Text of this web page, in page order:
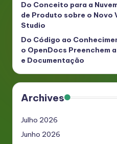
Do Conceito para a
de Produto sobre o Novo
Studio
Do Código ao
o OpenDocs Preenchem
e Documentação
Archives
Julho 2026
Junho 2026